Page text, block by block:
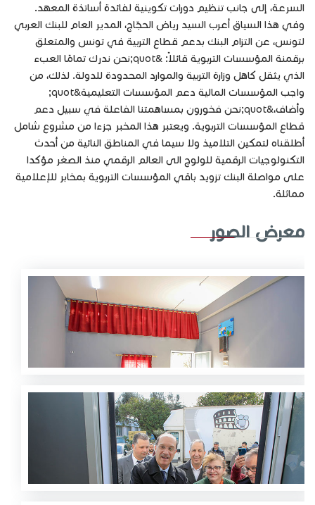
السرعة، إلى جانب تنظيم دورات تكوينية لفائدة أساتذة المعهد.
وفي هذا السياق أعرب السيد رياض الحجّاج، المدير العام للبنك العربي
لتونس، عن التزام البنك بدعم قطاع التربية في تونس والمتعلق
برقمنة المؤسسات التربوية قائلاً: &quot;نحن ندرك تمامًا العبء
الذي يثقل كاهل وزارة التربية والموارد المحدودة للدولة. لذلك، من
واجب المؤسسات المالية دعم المؤسسات التعليمية&quot;
وأضاف،&quot;نحن فخورون بمساهمتنا الفاعلة في سبيل دعم
قطاع المؤسسات التربوية. ويعتبر هذا المخبر جزءا من مشروع شامل
أطلقناه لتمكين التلاميذ ولا سيما في المناطق النائية من أحدث
التكنولوجيات الرقمية للولوج الى العالم الرقمي منذ الصغر مؤكدا
على مواصلة البنك تزويد باقي المؤسسات التربوية بمخابر للإعلامية
مماثلة.
معرض الصور